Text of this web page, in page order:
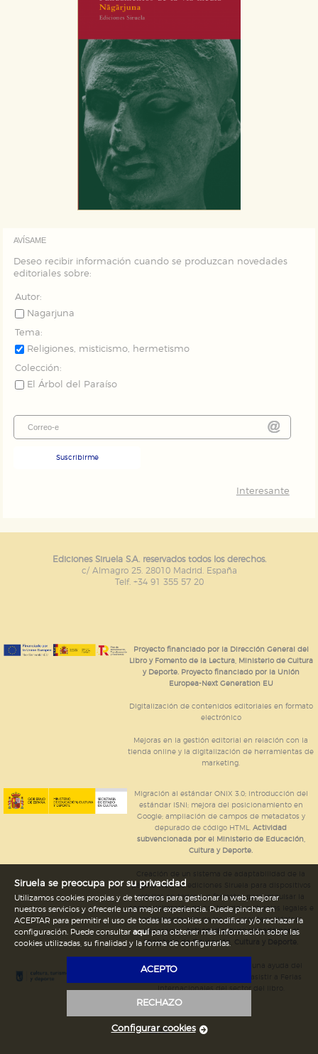
AVÍSAME
Deseo recibir información cuando se produzcan novedades
editoriales sobre:
Autor:
Nagarjuna
Tema:
Religiones, misticismo, hermetismo
Colección:
El Árbol del Paraíso
Suscribirme
Interesante
Ediciones Siruela S.A. reservados todos los derechos.
c/ Almagro 25. 28010 Madrid. España
Telf. +34 91 355 57 20
Proyecto financiado por la Dirección General del
Libro y Fomento de la Lectura, Ministerio de Cultura
y Deporte. Proyecto financiado por la Unión
Europea-Next Generation EU
Digitalización de contenidos editoriales en formato
electrónico
Mejoras en la gestión editorial en relación con la
tienda online y la digitalización de herramientas de
marketing.
Migración al estándar ONIX 3.0; introducción del
estándar ISNI; mejora del posicionamiento en
Google; ampliación de campos de metadatos y
depurado de código HTML.Actividad
subvencionada por el Ministerio de Educación,
Cultura y Deporte.
página web de ediciones Siruela para dispositivos
móviles en todos sus formatos para impulsar la
comercialización de contenidos culturales legales e
implementación de los recursos tecnológicos
necesarios.Actividad subvencionada por el
Ministerio de Educación, Cultura y Deporte.
Ediciones Siruela ha percibido una ayuda del
Internacionales del sector del libro.
Legal
Siruela se preocupa por su privacidad
Utilizamos cookies propias y de terceros para gestionar la web, mejorar
nuestros servicios y ofrecerle una mejor experiencia. Puede pinchar en
ACEPTAR para permitir el uso de todas las cookies o modificar y/o rechazar la
configuración. Puede consultar aquípara obtener más información sobre las
cookies utilizadas, su finalidad y la forma de configurarlas.
ACEPTO
RECHAZO
Configurar cookies
Estas cookies son gestionadas por nuestros socios
publicitarios y se utilizan para mostrar publicidad
almacenan directamente información personal sino
que se basan en la identificación única de su
navegador y dispositivo de internet.
GUARDAR CONFIGURACIÓN
Puede consultar nuestra política de cookies